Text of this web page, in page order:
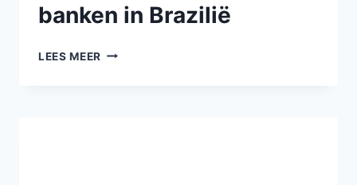
banken in Brazilië
LEES MEER